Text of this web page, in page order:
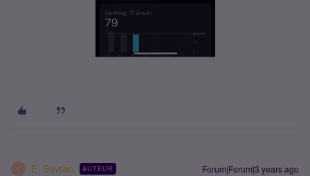
E E. Savran AUTEUR Forum|Forum|3 years ago